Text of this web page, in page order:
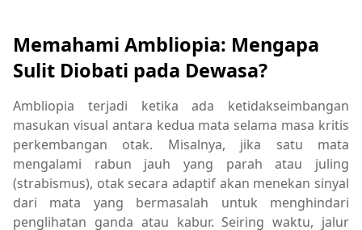
Memahami Ambliopia: Mengapa
Sulit Diobati pada Dewasa?
Ambliopia terjadi ketika ada ketidakseimbangan
masukan visual antara kedua mata selama masa kritis
perkembangan otak. Misalnya, jika satu mata
mengalami rabun jauh yang parah atau juling
(strabismus), otak secara adaptif akan menekan sinyal
dari mata yang bermasalah untuk menghindari
penglihatan ganda atau kabur. Seiring waktu, jalur